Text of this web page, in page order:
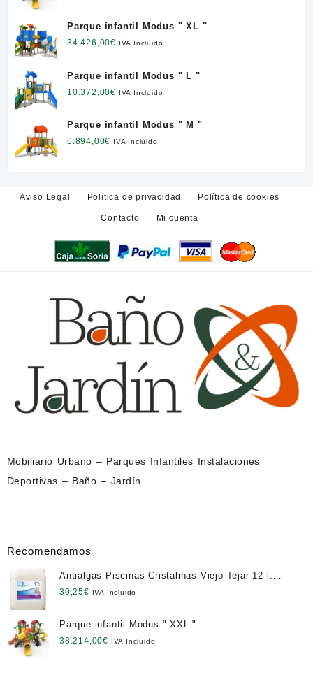
Parque infantil Modus " XL "
34.426,00€ IVA Incluido
Parque infantil Modus " L "
10.372,00€ IVA Incluido
Parque infantil Modus " M "
6.894,00€ IVA Incluido
Aviso Legal Política de privacidad Política de cookies
Contacto Mi cuenta
Mobiliario Urbano – Parques Infantiles Instalaciones
Deportivas – Baño – Jardín
Recomendamos
Antialgas Piscinas Cristalinas Viejo Tejar 12 l.
NETO
30,25€ IVA Incluido
Parque infantil Modus " XXL "
38.214,00€ IVA Incluido